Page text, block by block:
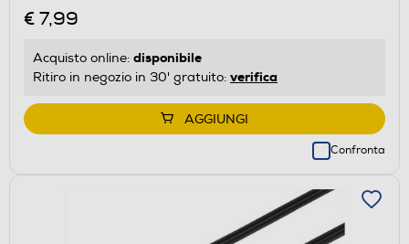
€ 7,99
Acquisto online: disponibile
Ritiro in negozio in 30' gratuito: verifica
AGGIUNGI
Confronta